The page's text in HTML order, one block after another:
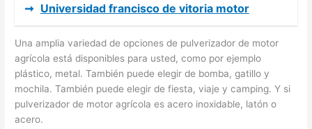
➞ Universidad francisco de vitoria motor
Una amplia variedad de opciones de pulverizador de motor
agrícola está disponibles para usted, como por ejemplo
plástico, metal. También puede elegir de bomba, gatillo y
mochila. También puede elegir de fiesta, viaje y camping. Y si
pulverizador de motor agrícola es acero inoxidable, latón o
acero.